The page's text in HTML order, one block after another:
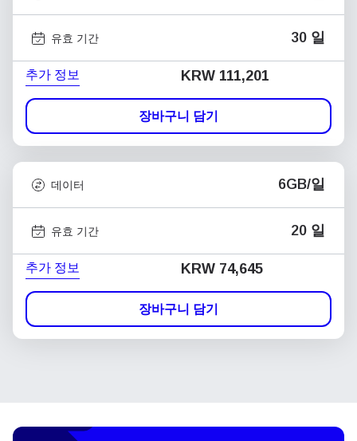
유효 기간 30 일
추가 정보 KRW 111,201
장바구니 담기
데이터 6GB/일
유효 기간 20 일
추가 정보 KRW 74,645
장바구니 담기